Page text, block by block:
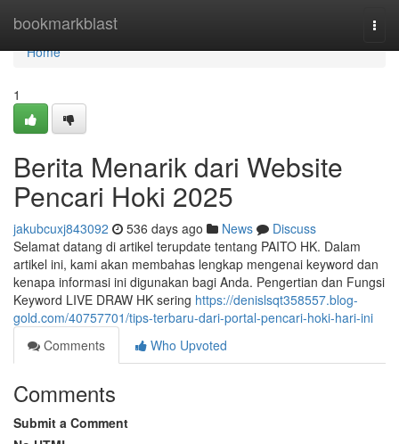
bookmarkblast
Home
Home
1
Berita Menarik dari Website
Pencari Hoki 2025
jakubcuxj843092 536 days ago News
Discuss
Selamat datang di artikel terupdate tentang PAITO HK. Dalam
artikel ini, kami akan membahas lengkap mengenai keyword dan
kenapa informasi ini digunakan bagi Anda. Pengertian dan Fungsi
Keyword LIVE DRAW HK sering https://denislsqt358557.blog-
gold.com/40757701/tips-terbaru-dari-portal-pencari-hoki-hari-ini
Comments
Who Upvoted
Comments
Submit a Comment